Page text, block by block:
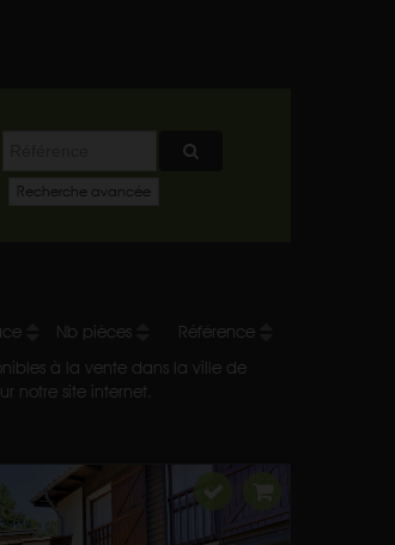
Recherche avancée
Nb pièces
Référence
à la vente dans la ville de
notre site internet.